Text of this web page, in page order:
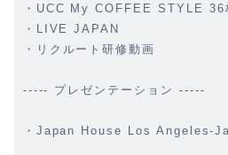
・UCC My COFFEE STYLE 36
・LIVE JAPAN
・リクルート研修動画
----- プレゼンテーション -----
・Japan House Los Angeles-